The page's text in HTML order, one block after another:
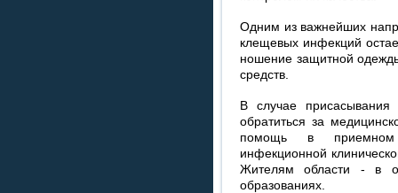
Одним из важнейших
клещевых инфекций
ношение защитной
средств.
В случае
обратиться за
помощь в приемном
инфекционной
Жителям области - в
образованиях.